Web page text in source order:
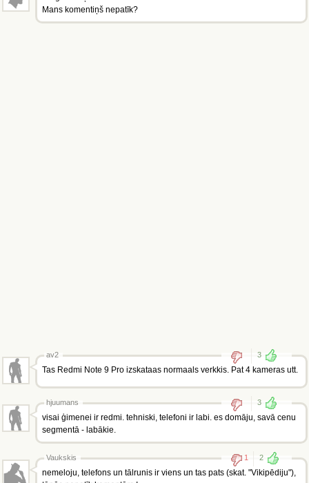
Mans komentiņš nepatīk?
av2 3
Tas Redmi Note 9 Pro izskataas normaals verkkis. Pat 4 kameras utt.
hjuumans 3
visai ģimenei ir redmi. tehniski, telefoni ir labi. es domāju, savā cenu
segmentā - labākie.
Vaukskis 1 2
nemeloju, telefons un tālrunis ir viens un tas pats (skat. "Vikipēdiju"),